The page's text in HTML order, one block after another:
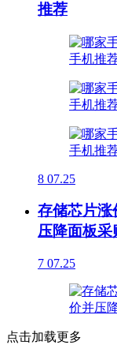
推荐
8 07.25
存储芯片涨
压降面板采
7 07.25
点击加载更多